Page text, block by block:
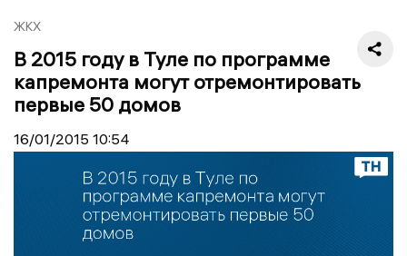
ЖКХ
В 2015 году в Туле по программе
капремонта могут отремонтировать
первые 50 домов
16/01/2015 10:54